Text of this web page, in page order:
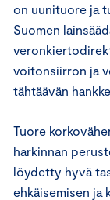
on uunituore ja
Suomen
voitonsiirron ja
tähtäävän
Tuore
harkinnan
löydetty hyvä
ehkäisemisen ja